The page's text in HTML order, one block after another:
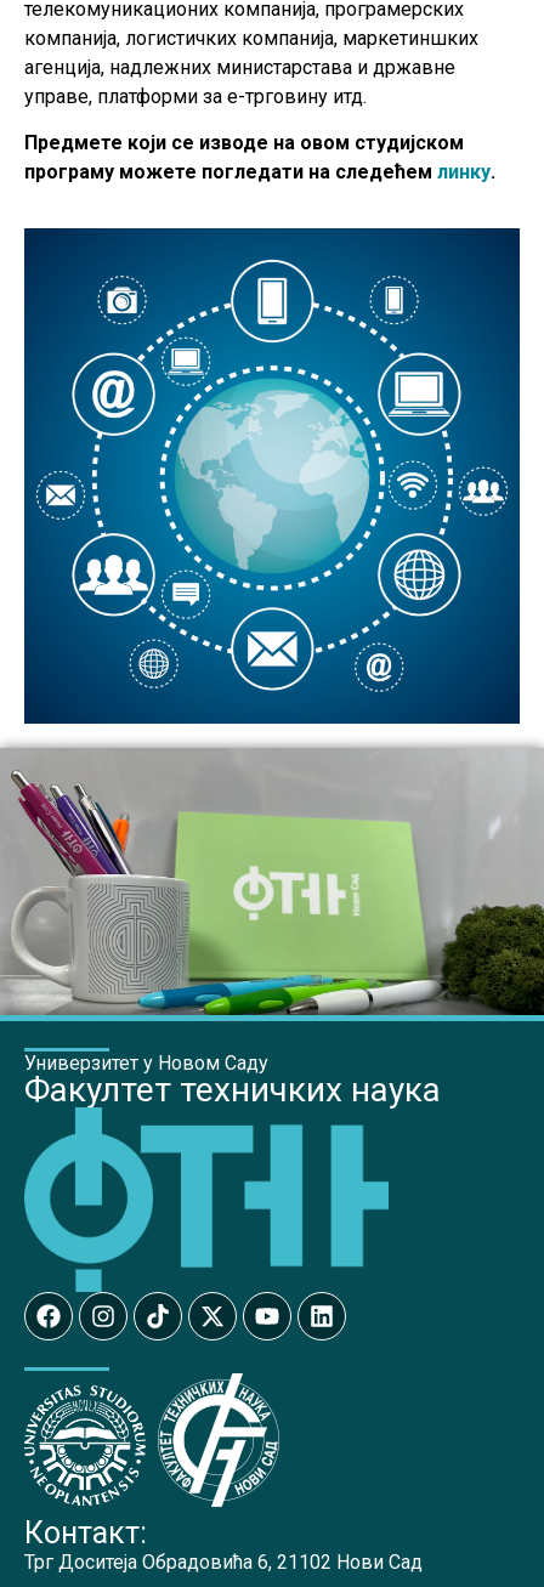
телекомуникационих компанија, програмерских
компанија, логистичких компанија, маркетиншких
агенција, надлежних министарстава и државне
управе, платформи за е-трговину итд.
Предмете који се изводе на овом студијском
програму можете погледати на следећем линку.
Универзитет у Новом Саду
Факултет техничких наука
Контакт:
Трг Доситеја Обрадовића 6, 21102 Нови Сад